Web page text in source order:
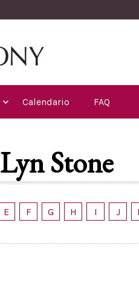
Calendario FAQ
Lyn Stone
E F G H I J